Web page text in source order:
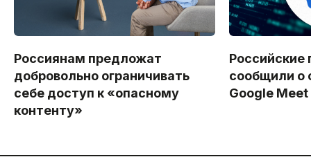
Россиянам предложат
добровольно ограничивать
себе доступ к «опасному
контенту»
Российские
сообщили о
Google Meet